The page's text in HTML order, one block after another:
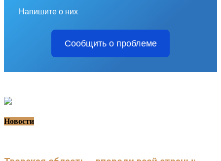
Напишите о них
Сообщить о проблеме
Новости